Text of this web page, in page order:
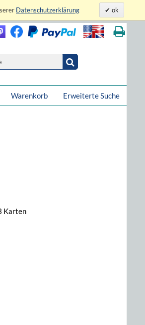
Datenschutzerklärung ok
Erweiterte Suche
Warenkorb
Karten